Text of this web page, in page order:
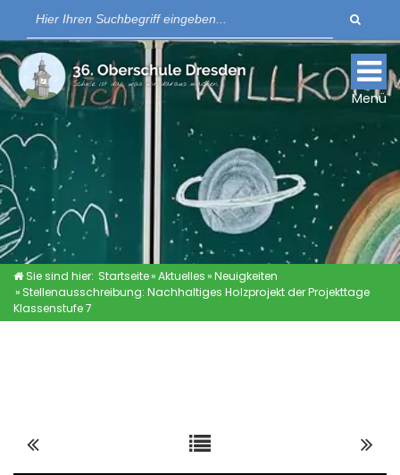
Suche
Für Lernende
Für Eltern
Schulkleidung
Links
Menü
AKTUELLES
DIGITALE SCHULE
Sie sind hier: Startseite»Aktuelles»Neuigkeiten
» Stellenausschreibung: Nachhaltiges Holzprojekt der Projekttage
Klassenstufe 7